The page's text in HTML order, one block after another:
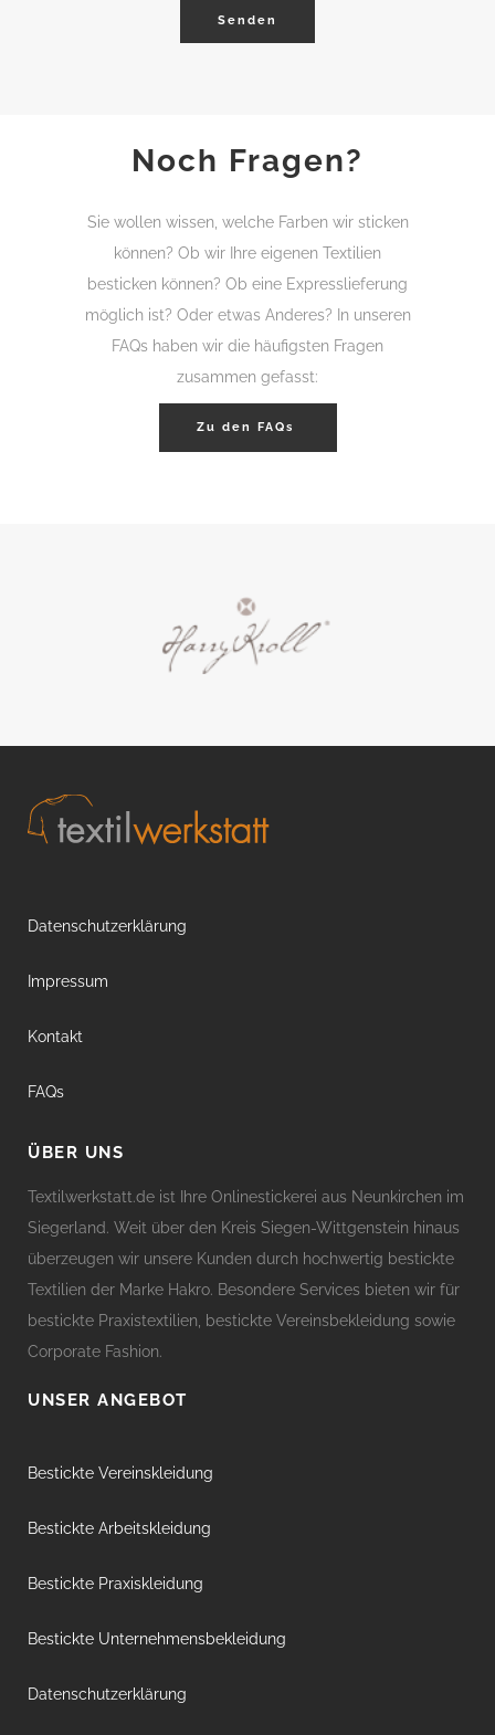
Noch Fragen?
Sie wollen wissen, welche Farben wir sticken
können? Ob wir Ihre eigenen Textilien
besticken können? Ob eine Expresslieferung
möglich ist? Oder etwas Anderes? In unseren
FAQs haben wir die häufigsten Fragen
zusammen gefasst:
Zu den FAQs
Datenschutzerklärung
Impressum
Kontakt
FAQs
ÜBER UNS
Textilwerkstatt.de ist Ihre Onlinestickerei aus Neunkirchen im
Siegerland. Weit über den Kreis Siegen-Wittgenstein hinaus
überzeugen wir unsere Kunden durch hochwertig bestickte
Textilien der Marke Hakro. Besondere Services bieten wir für
bestickte Praxistextilien, bestickte Vereinsbekleidung sowie
Corporate Fashion.
UNSER ANGEBOT
Bestickte Vereinskleidung
Bestickte Arbeitskleidung
Bestickte Praxiskleidung
Bestickte Unternehmensbekleidung
Datenschutzerklärung